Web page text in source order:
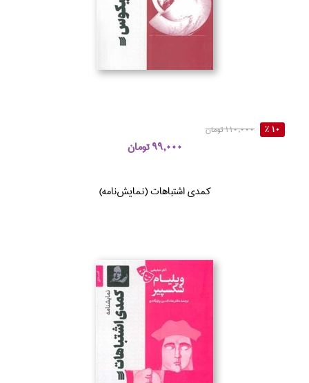
10 % 110,000 تومان
99,000 تومان
كمدي اشتباهات (نمايش‌نامه)